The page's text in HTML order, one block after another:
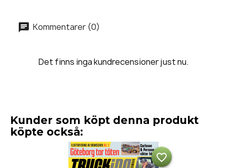
Kommentarer (0)
Det finns inga kundrecensioner just nu.
Kunder som köpt denna produkt
köpte också:
favorite_border